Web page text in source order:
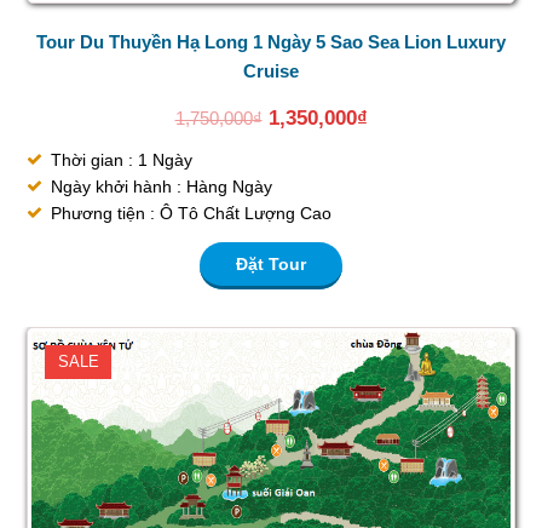
Tour Du Thuyền Hạ Long 1 Ngày 5 Sao Sea Lion Luxury
Cruise
1,750,000₫ 1,350,000₫
Thời gian : 1 Ngày
Ngày khởi hành : Hàng Ngày
Phương tiện : Ô Tô Chất Lượng Cao
Đặt Tour
SALE